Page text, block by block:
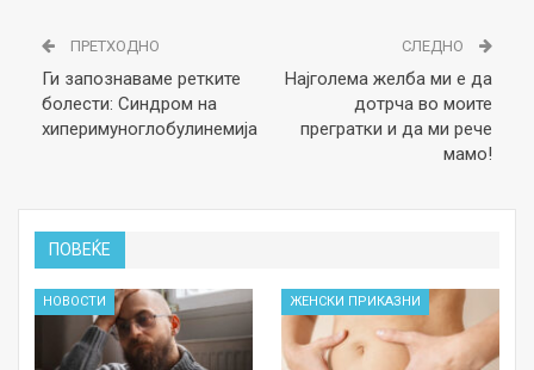
ПРЕТХОДНО
Ги запознаваме ретките
болести: Синдром на
хиперимуноглобулинемија
СЛЕДНО
Најголема желба ми е да
дотрча во моите
прегратки и да ми рече
мамо!
ПОВЕЌЕ
НОВОСТИ ЖЕНСКИ ПРИКАЗНИ